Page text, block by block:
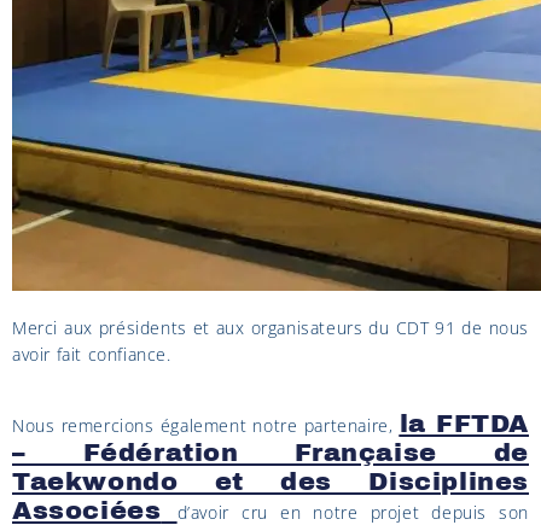
Merci aux présidents et aux organisateurs du CDT 91 de nous
avoir fait confiance.
Nous remercions également notre partenaire, la FFTDA
– Fédération Française de
Taekwondo et des Disciplines
Associées
d’avoir cru en notre projet depuis son